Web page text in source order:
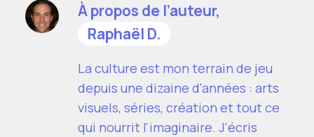
À propos de l’auteur,
Raphaël D.
La culture est mon terrain de jeu
depuis une dizaine d'années : arts
visuels, séries, création et tout ce
qui nourrit l'imaginaire. J'écris